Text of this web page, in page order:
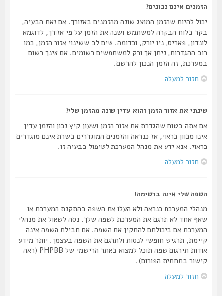
הזמנים אינם נכונים!
יכול להיות שהזמן המוצג שונה מהזמנים באזורך. אם זאת הבעיה,
בקר בלוח הבקרה למשתמש ושנה את הזמן על פי אזורך, לדוגמא
לונדון, פאריס, ניו יורק, וכדומה. שים לב ששינוי אזור הזמן, כמו
רוב ההגדרות, ניתן אך ורק למשתמשים רשומים. אם אינך רשום
במערכת, זה הזמן הנכון להרשם.
חזור למעלה
שינתי את אזור הזמן והוא עדין שונה מהזמן שלי!
אם אתה בטוח שהגדרת את אזור הזמן ושעון קיץ נכון והזמן עדין
אינו מכוון כראוי, אז כנראה והזמנים המוגדרים בשרת אינם מוגדרים
כראוי. אנא ידע את מנהל המערכת לטיפול בבעיה זו.
חזור למעלה
השפה שלי אינה ברשימה!
מנהלי המערכת כנראה ולא העלו את השפה בהתקנת המערכת או
שאף אחד לא תרגם את המערכת לשפה שלך. נסה לשאול את מנהלי
המערכת אם ביכולתם להתקין את השפה. אם חבילת השפה אינה
קיימת, תרגיש חופשי לנסות ולתרגם את השפה בעצמך. יותר מידע
אודות תירגום שפה תוכל למצוא באתר הרישמי של PHPBB (ראה
קישור בתחתית הפורום).
חזור למעלה